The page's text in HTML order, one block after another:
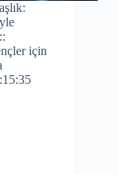
için